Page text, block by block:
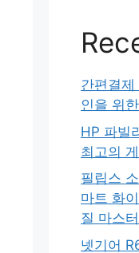
간편결
인을 위
HP 파빌
최고의
필립스
마트 화
질 마스
넷기어